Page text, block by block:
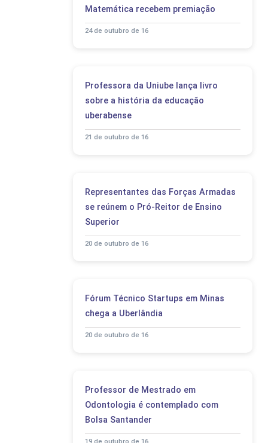
Matemática recebem premiação
24 de outubro de 16
Professora da Uniube lança livro
sobre a história da educação
uberabense
21 de outubro de 16
Representantes das Forças Armadas
se reúnem o Pró-Reitor de Ensino
Superior
20 de outubro de 16
Fórum Técnico Startups em Minas
chega a Uberlândia
20 de outubro de 16
Professor de Mestrado em
Odontologia é contemplado com
Bolsa Santander